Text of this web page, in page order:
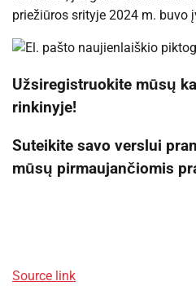
priežiūros srityje 2024 m. buvo
Užsiregistruokite mūsų
rinkinyje!
Suteikite savo verslui
mūsų pirmaujančiomis
Source link